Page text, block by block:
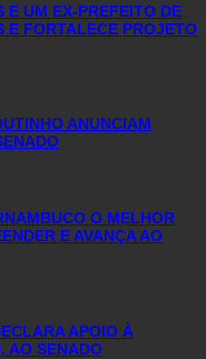
E UM EX-PREFEITO DE
E FORTALECE PROJETO
ANUNCIAM
O MELHOR
E AVANÇA AO
APOIO À
AO SENADO